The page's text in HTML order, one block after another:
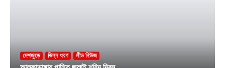
দেশজুড়ে ভিন্ন ধরণ লীড নিউজ